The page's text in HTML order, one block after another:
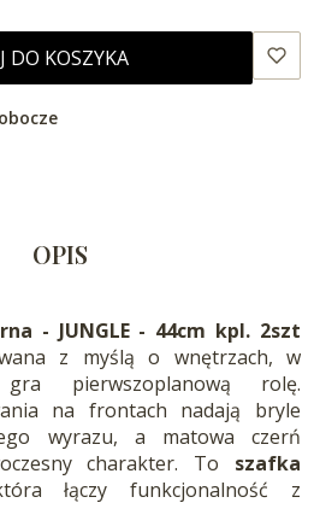
DO KOSZYKA
OPIS
- JUNGLE - 44cm kpl. 2szt
z myślą o wnętrzach, w
pierwszoplanową rolę.
na frontach nadają bryle
wyrazu, a matowa czerń
charakter. To szafka
łączy funkcjonalność z